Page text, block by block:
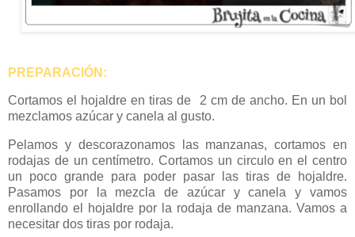
PREPARACIÓN:
Cortamos el hojaldre en tiras de 2 cm de ancho. En un bol
mezclamos azúcar y canela al gusto.
Pelamos y descorazonamos las manzanas, cortamos en
rodajas de un centímetro. Cortamos un circulo en el centro
un poco grande para poder pasar las tiras de hojaldre.
Pasamos por la mezcla de azúcar y canela y vamos
enrollando el hojaldre por la rodaja de manzana. Vamos a
necesitar dos tiras por rodaja.